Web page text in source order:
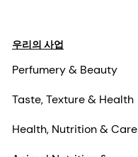
우리의 사업
Perfumery & Beauty
Taste, Texture & Health
Health, Nutrition & Care